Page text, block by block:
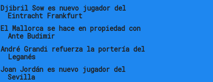
Djibril Sow es nuevo jugador del
Eintracht Frankfurt
El Mallorca se hace en propiedad con
Ante Budimir
André Grandi refuerza la portería del
Leganés
Joan Jordán es nuevo jugador del
Sevilla